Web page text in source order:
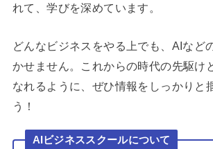
れて、学びを深めています。
どんなビジネスをやる上でも、AIなど
かせません。これからの時代の先駆け
なれるように、ぜひ情報をしっかりと
う！
AIビジネススクールについて